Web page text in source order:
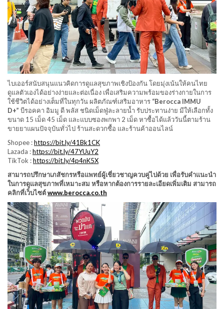
ไบเออร์สนับสนุนแนวคิดการดูแลสุขภาพเชิงป้องกัน โดยมุ่งเน้นให้คนไทย
ดูแลตัวเองได้อย่างง่ายและต่อเนื่อง เพื่อเสริมความพร้อมของร่างกายในการ
ใช้ชีวิตได้อย่างเต็มที่ในทุกวัน ผลิตภัณฑ์เสริมอาหาร “Berocca IMMU
D+” บีรอคคา อิมมู ดี พลัส ชนิดเม็ดฟู่ละลายน้ำ รับประทานง่าย มีให้เลือกทั้ง
ขนาด 15 เม็ด 45 เม็ด และแบบซองพกพา 2 เม็ด หาซื้อได้แล้ววันนี้ตามร้าน
ขายยาแผนปัจจุบันทั่วไป ร้านสะดวกซื้อ และร้านค้าออนไลน์
Shopee :https://bit.ly/41Bk1CK
Lazada :https://bit.ly/47YUuY2
TikTok :https://bit.ly/4p4nK5X
สามารถปรึกษาเภสัชกรหรือแพทย์ผู้เชี่ยวชาญควบคู่ไปด้วย เพื่อรับคำแนะนำ
ในการดูแลสุขภาพที่เหมาะสม หรือหากต้องการรายละเอียดเพิ่มเติม สามารถ
คลิกที่เว็บไซต์www.berocca.co.th